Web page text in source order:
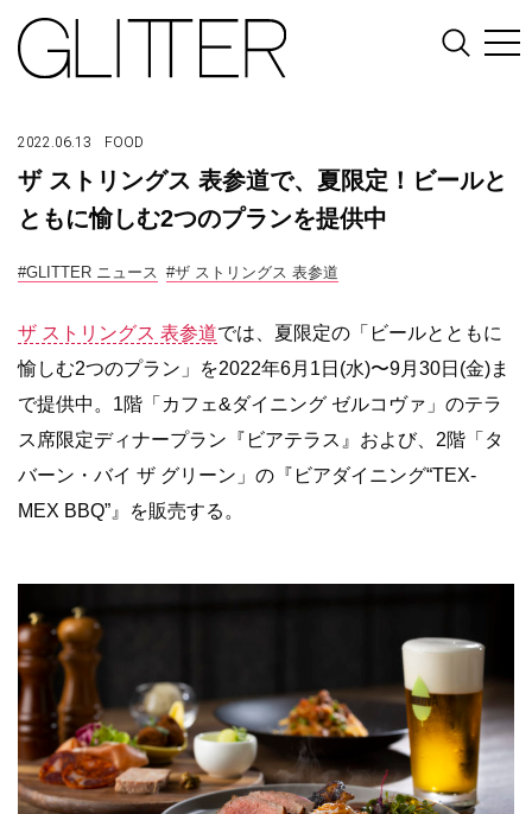
2022.06.13 FOOD
ザ ストリングス 表参道で、夏限定！ビールと
ともに愉しむ2つのプランを提供中
#GLITTER ニュース #ザ ストリングス 表参道
ザ ストリングス 表参道では、夏限定の「ビールとともに
愉しむ2つのプラン」を2022年6月1日(水)〜9月30日(金)ま
で提供中。1階「カフェ&ダイニング ゼルコヴァ」のテラ
ス席限定ディナープラン『ビアテラス』および、2階「タ
バーン・バイ ザ グリーン」の『ビアダイニング“TEX-
MEX BBQ”』を販売する。